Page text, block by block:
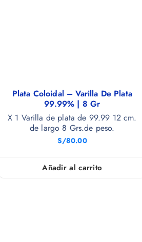
Plata Coloidal – Varilla De Plata
99.99% | 8 Gr
X 1 Varilla de plata de 99.99 12 cm.
de largo 8 Grs.de peso.
S/80.00
Añadir al carrito